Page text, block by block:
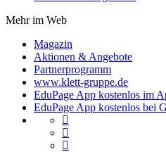
Mehr im Web
Magazin
Aktionen & Angebote
Partnerprogramm
www.klett-gruppe.de
EduPage App kostenlos im
EduPage App kostenlos bei


